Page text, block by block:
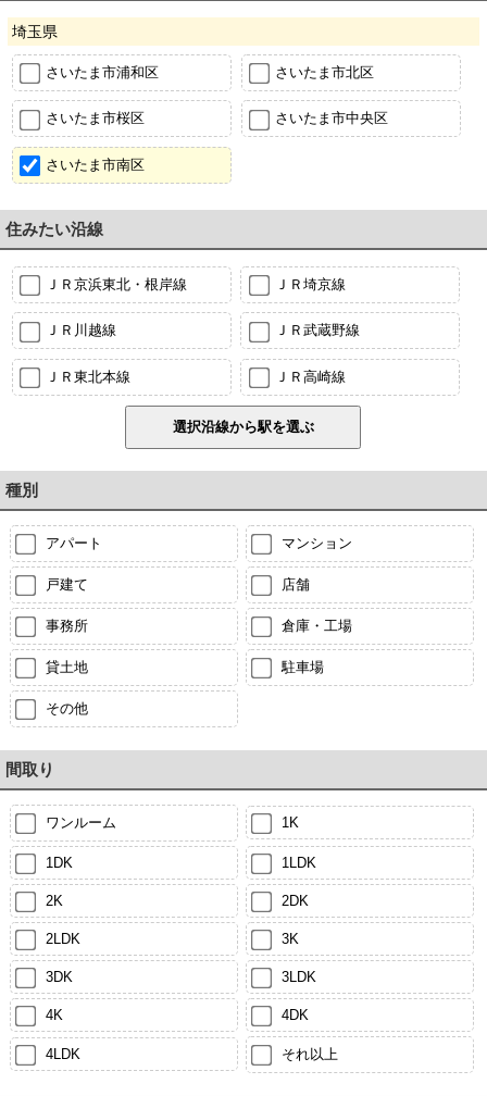
埼玉県
さいたま市浦和区 さいたま市北区
さいたま市桜区 さいたま市中央区
さいたま市南区
住みたい沿線
ＪＲ京浜東北・根岸線 ＪＲ埼京線
ＪＲ川越線 ＪＲ武蔵野線
ＪＲ東北本線 ＪＲ高崎線
種別
アパート マンション
戸建て 店舗
事務所 倉庫・工場
貸土地 駐車場
その他
間取り
ワンルーム 1K
1DK 1LDK
2K 2DK
2LDK 3K
3DK 3LDK
4K 4DK
4LDK それ以上